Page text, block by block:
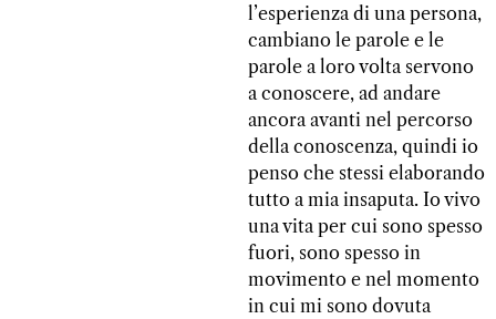
l’esperienza di una persona,
cambiano le parole e le
parole a loro volta servono
a conoscere, ad andare
ancora avanti nel percorso
della conoscenza, quindi io
penso che stessi elaborando
tutto a mia insaputa. Io vivo
una vita per cui sono spesso
fuori, sono spesso in
movimento e nel momento
in cui mi sono dovuta